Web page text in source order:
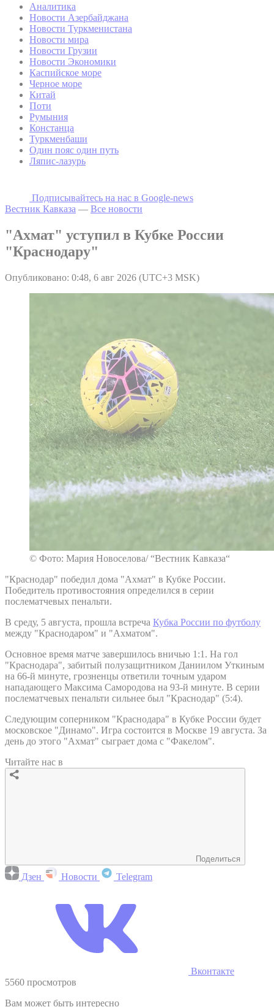
Аналитика
Новости Азербайджана
Новости Туркменистана
Новости мира
Новости Грузии
Новости Экономики
Каспийское море
Черное море
Китай
Поти
Румыния
Констанца
Туркменбаши
Один пояс один путь
Ляпис-лазурь
Подписывайтесь на наc в Google-news
Вестник Кавказа — Все новости
"Ахмат" уступил в Кубке России
"Краснодару"
Опубликовано: 0:48, 6 авг 2026 (UTC+3 MSK)
© Фото: Мария Новоселова/ “Вестник Кавказа“
"Краснодар" победил дома "Ахмат" в Кубке России.
Победитель противостояния определился в серии
послематчевых пенальти.
В среду, 5 августа, прошла встреча Кубка России по футболу
между "Краснодаром" и "Ахматом".
Основное время матче завершилось вничью 1:1. На гол
"Краснодара", забитый полузащитником Даниилом Уткиным
на 66-й минуте, грозненцы ответили точным ударом
нападающего Максима Самородова на 93-й минуте. В серии
послематчевых пенальти сильнее был "Краснодар" (5:4).
Следующим соперником "Краснодара" в Кубке России будет
московское "Динамо". Игра состоится в Москве 19 августа. За
день до этого "Ахмат" сыграет дома с "Факелом".
Читайте нас в
Поделиться
Дзен Новости Telegram
Вконтакте
5560 просмотров
Вам может быть интересно